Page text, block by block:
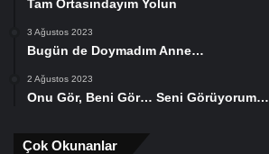
Tam Ortasındayım Yolun
3 Ağustos 2023
Bugün de Doymadım Anne…
2 Ağustos 2023
Onu Gör, Beni Gör… Seni Görüyorum…
Çok Okunanlar